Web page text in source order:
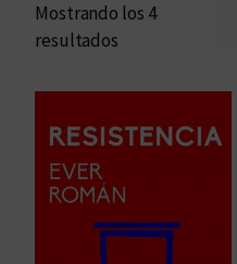
Mostrando los 4
resultados
d
e
n
d
o